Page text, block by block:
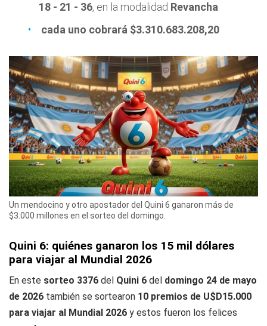
18 - 21 - 36, en la modalidad Revancha
cada uno cobrará $3.310.683.208,20
Un mendocino y otro apostador del Quini 6 ganaron más de
$3.000 millones en el sorteo del domingo.
Quini 6: quiénes ganaron los 15 mil dólares
para viajar al Mundial 2026
En este sorteo 3376 del Quini 6 del domingo 24 de mayo
de 2026 también se sortearon 10 premios de U$D15.000
para viajar al Mundial 2026 y estos fueron los felices